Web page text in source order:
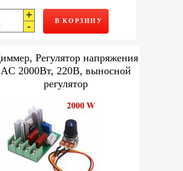
+
-
В КОРЗИНУ
Регулятор напряжения
AC 2000Вт, 220В, выносной
регулятор